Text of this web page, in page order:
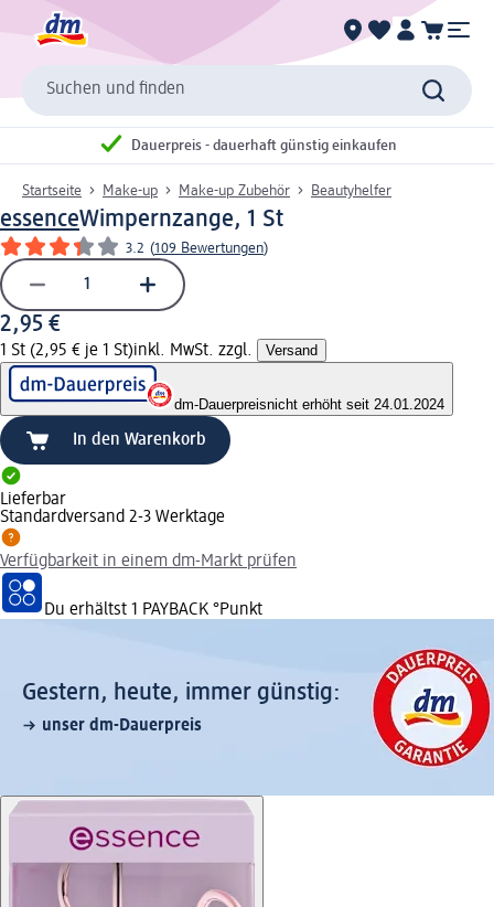
Suchen und finden
Dauerpreis - dauerhaft günstig einkaufen
Startseite Make-up Make-up Zubehör Beautyhelfer
essenceWimpernzange, 1 St
3.2 (109 Bewertungen)
2,95 €
1 St (2,95 € je 1 St)inkl. MwSt. zzgl. Versand
dm-Dauerpreisnicht erhöht seit 24.01.2024
In den Warenkorb
Lieferbar
Standardversand 2-3 Werktage
Verfügbarkeit in einem dm-Markt prüfen
Du erhältst 1 PAYBACK °Punkt
Gestern, heute, immer günstig:
unser dm-Dauerpreis